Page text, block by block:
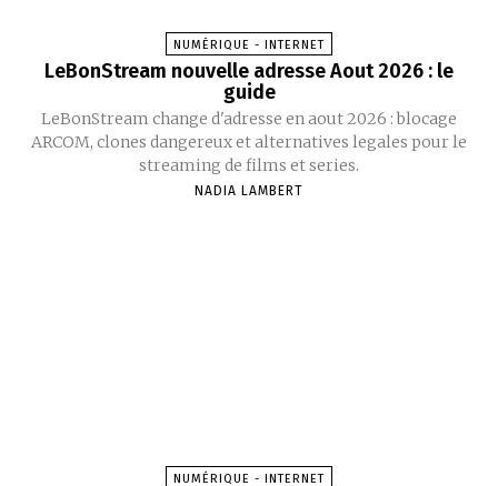
NUMÉRIQUE - INTERNET
LeBonStream nouvelle adresse Aout 2026 : le
guide
LeBonStream change d'adresse en aout 2026 : blocage
ARCOM, clones dangereux et alternatives legales pour le
streaming de films et series.
NADIA LAMBERT
NUMÉRIQUE - INTERNET